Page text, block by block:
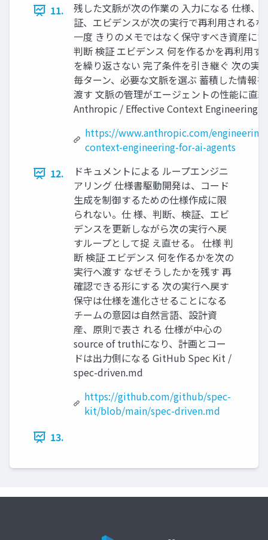
11.
残した文脈が次の作業の 入力になる 仕様、
証、エビデンスが次の実行で再利用される
一度 きりのメモではなく保守すべき資産に
判断 検証 エビデンス 何を作るかを再利用す
を繰り返さない 完了条件を引き継ぐ 次の実
毎ターン、必要な文脈を選ぶ 蓄積した情報
渡す 文脈の管理がエージェントの性能に直
Anthropic / Effective Context Engineering
https://www.anthropic.com/
context-engineering-for-ai-agents
12.
ドキュメントによる ループエンジニ
アリング 仕様書駆動開発は、コード
生成を制御するための仕様作成に限
られない。仕 様、判断、検証、エビ
デンスを更新しながら次の実行へ戻
すループとして捉 え直せる。 仕様 判
断 検証 エビデンス 何を作るかを次の
実行へ渡す なぜそうしたかを残す 再
確認できる形にする 次の実行へ戻す
保守は仕様を進化させることになる
チームの意図は自然言語、設計資
産、原則で表さ れる 仕様が中心の
source of truthになり、計画とコー
ドは出力側になる GitHub Spec Kit /
spec-driven.md
https://github.com/github/spec-
kit/blob/main/spec-driven.md
13.